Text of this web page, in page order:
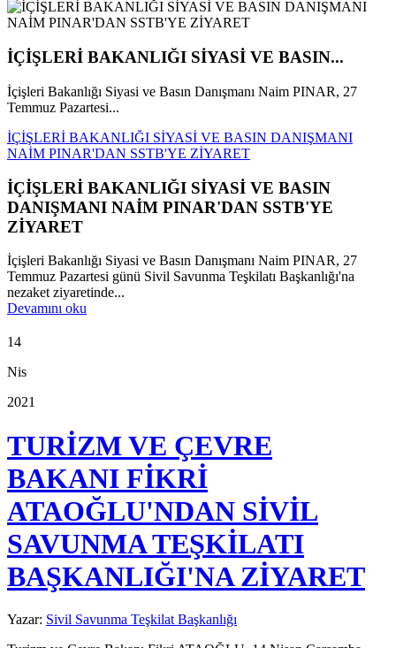
İÇİŞLERİ BAKANLIĞI SİYASİ VE BASIN...
İçişleri Bakanlığı Siyasi ve Basın Danışmanı Naim PINAR, 27
Temmuz Pazartesi...
İÇİŞLERİ BAKANLIĞI SİYASİ VE BASIN DANIŞMANI
NAİM PINAR'DAN SSTB'YE ZİYARET
İÇİŞLERİ BAKANLIĞI SİYASİ VE BASIN
DANIŞMANI NAİM PINAR'DAN SSTB'YE
ZİYARET
İçişleri Bakanlığı Siyasi ve Basın Danışmanı Naim PINAR, 27
Temmuz Pazartesi günü Sivil Savunma Teşkilatı Başkanlığı'na
nezaket ziyaretinde...
Devamını oku
14
Nis
2021
TURİZM VE ÇEVRE
BAKANI FİKRİ
ATAOĞLU'NDAN SİVİL
SAVUNMA TEŞKİLATI
BAŞKANLIĞI'NA ZİYARET
Yazar: Sivil Savunma Teşkilat Başkanlığı